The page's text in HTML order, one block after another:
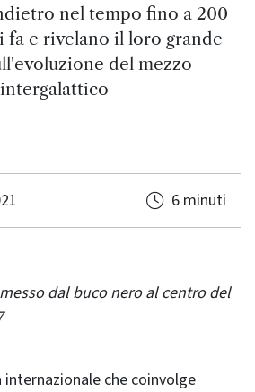
nel tempo fino a 200
e rivelano il loro grande
del mezzo
intergalattico
6 minuti
dal buco nero al centro del
internazionale che coinvolge